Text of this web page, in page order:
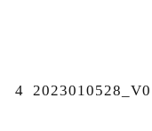
4 2023010528_V0